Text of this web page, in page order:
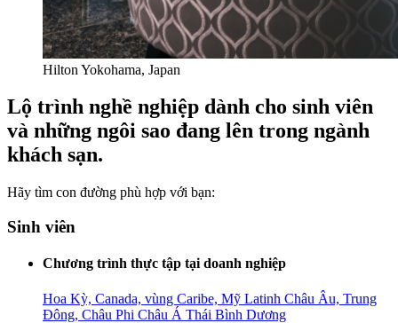
Hilton Yokohama, Japan
Lộ trình nghề nghiệp dành cho sinh viên
và những ngôi sao đang lên trong ngành
khách sạn.
Hãy tìm con đường phù hợp với bạn:
Sinh viên
Chương trình thực tập tại doanh nghiệp
Hoa Kỳ, Canada, vùng Caribe, Mỹ Latinh Châu Âu, Trung
Đông, Châu Phi Châu Á Thái Bình Dương